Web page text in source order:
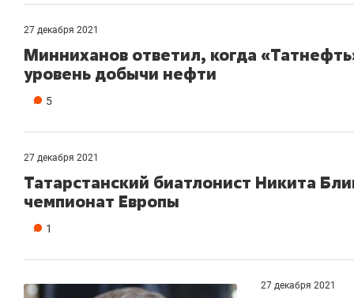
27 декабря 2021
Минниханов ответил, когда
уровень добычи нефти
5
27 декабря 2021
Татарстанский биатлонист Никита
чемпионат Европы
1
27 декабря 2021